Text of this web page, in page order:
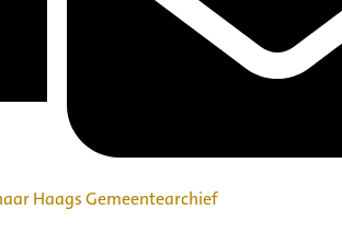
Haags Gemeentearchief